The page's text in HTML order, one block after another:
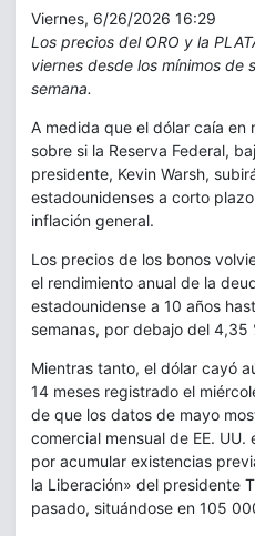
Viernes, 6/26/2026 16:29
Los precios del ORO y la
viernes desde los mínimos de
semana.
A medida que el dólar caía
sobre si la Reserva Federal,
presidente, Kevin Warsh,
estadounidenses a corto
inflación general.
Los precios de los bonos
el rendimiento anual de la
estadounidense a 10 años
semanas, por debajo del 4,35
Mientras tanto, el dólar cayó
14 meses registrado el
de que los datos de mayo
comercial mensual de EE.
por acumular existencias
la Liberación» del presidente
pasado, situándose en 105